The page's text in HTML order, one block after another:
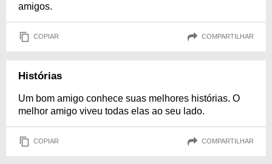
amigos.
COPIAR COMPARTILHAR
Histórias
Um bom amigo conhece suas melhores histórias. O
melhor amigo viveu todas elas ao seu lado.
COPIAR COMPARTILHAR